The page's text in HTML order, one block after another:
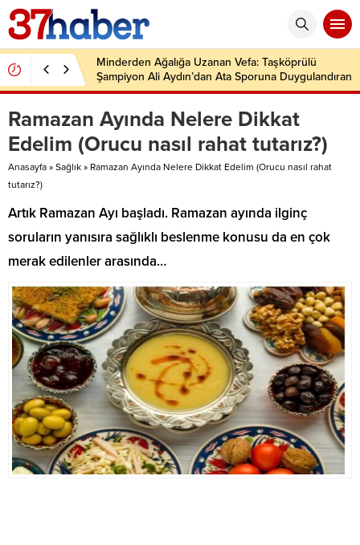
Minderden Ağalığa Uzanan Vefa: Taşköprülü
Şampiyon Ali Aydın’dan Ata Sporuna Duygulandıran
Dönüş
Ramazan Ayında Nelere Dikkat
Edelim (Orucu nasıl rahat tutarız?)
Anasayfa » Sağlık » Ramazan Ayında Nelere Dikkat Edelim (Orucu nasıl rahat
tutarız?)
Artık Ramazan Ayı başladı. Ramazan ayında ilginç
soruların yanısıra sağlıklı beslenme konusu da en çok
merak edilenler arasında…